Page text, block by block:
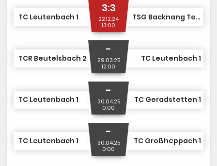
TC Leutenbach 1
3:3
22.12.24
13:00
TSG Backnang Tennis 1
TCR Beutelsbach 2
-
29.03.25
12:00
TC Leutenbach 1
TC Leutenbach 1
-
30.04.25
0:00
TC Geradstetten 1
TC Leutenbach 1
-
30.04.25
0:00
TC Großheppach 1